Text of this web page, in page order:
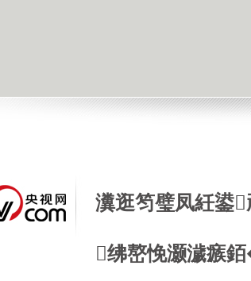
瀵逛笉璧凤紝鍙
绋嶅悗灏濊瘯